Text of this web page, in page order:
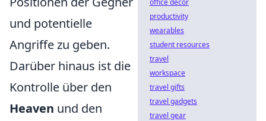
und potentielle
Angriffe zu geben.
Darüber hinaus ist die
Kontrolle über den
Heaven und den
office decor
productivity
wearables
student resources
travel
workspace
travel gifts
travel gadgets
travel gear